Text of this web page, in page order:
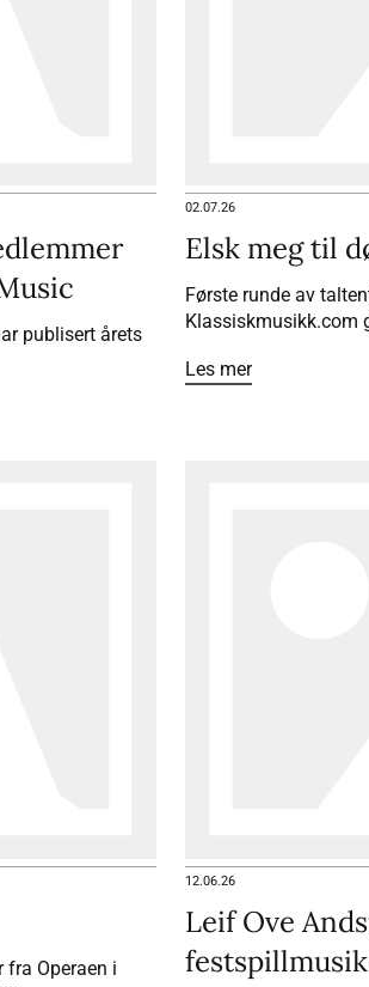
publisert årets
02.07.26
Elsk meg til
Første runde av
Klassiskmusikk.com
Les mer
fra Operaen i
12.06.26
Leif Ove